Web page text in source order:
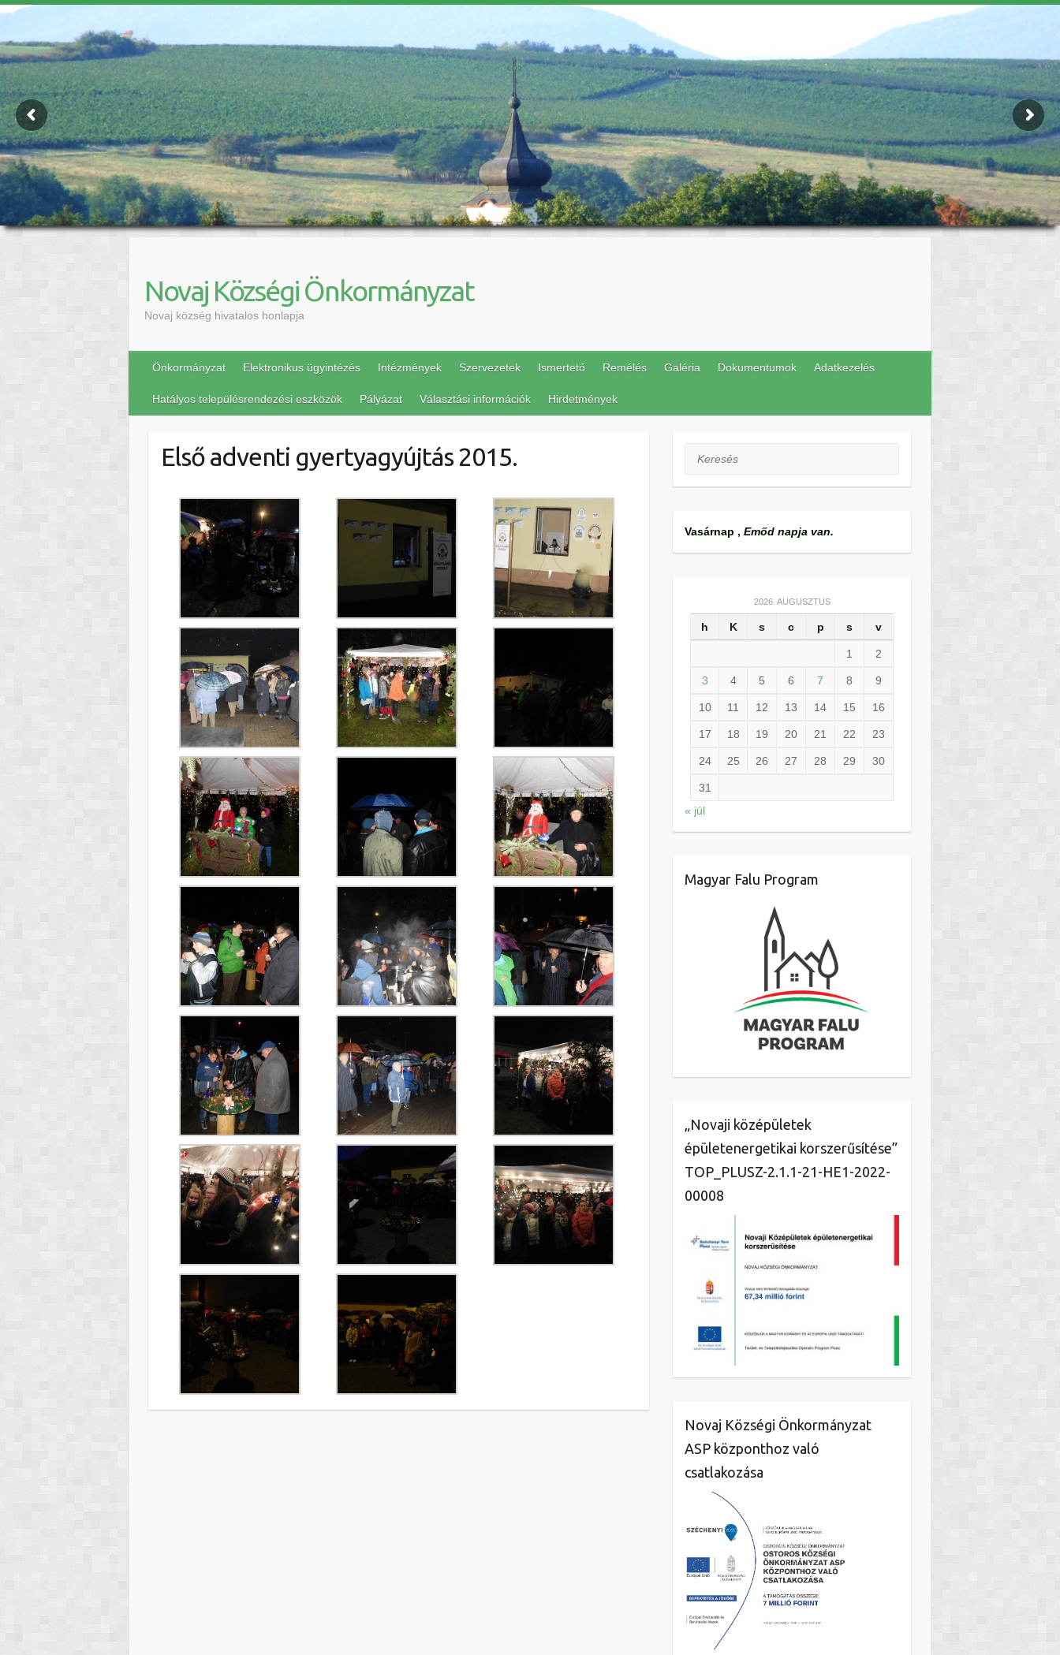
Novaj Községi Önkormányzat
Novaj község hivatalos honlapja
Önkormányzat Elektronikus ügyintézés Intézmények Szervezetek Ismertető Remélés Galéria Dokumentumok Adatkezelés
Hatályos településrendezési eszközök Pályázat Választási információk Hirdetmények
Első adventi gyertyagyújtás 2015. Keresés
Vasárnap , Emőd napja van.
2026. AUGUSZTUS
h K s c p s v
1 2
3 4 5 6 7 8 9
10 11 12 13 14 15 16
17 18 19 20 21 22 23
24 25 26 27 28 29 30
31
« júl
Magyar Falu Program
„Novaji középületek
épületenergetikai korszerűsítése”
TOP_PLUSZ-2.1.1-21-HE1-2022-
00008
Novaj Községi Önkormányzat
ASP központhoz való
csatlakozása